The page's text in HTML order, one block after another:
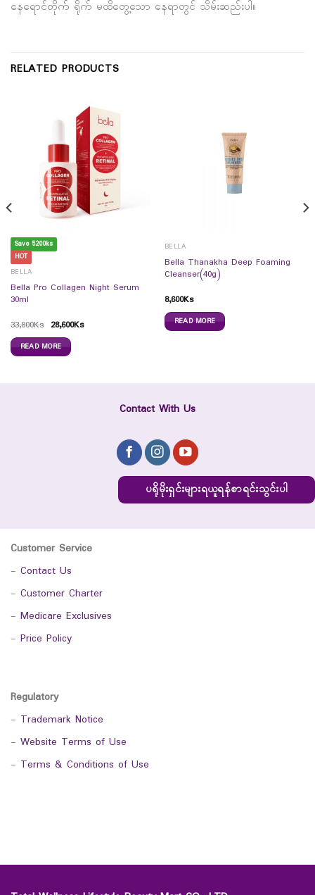
နေရောင်တိုက် ရိုက် မထိတွေ့သော နေရာတွင် သိမ်းဆည်းပါ။
RELATED PRODUCTS
Save 5200ks
HOT
BELLA
Bella Pro Collagen Night Serum
30ml
33,800Ks 28,600Ks
READ MORE
BELLA
Bella Thanakha Deep Foaming
Cleanser(40g)
8,600Ks
READ MORE
Contact With Us
ပရိုမိုးရှင်းများရယူရန်စာရင်းသွင်းပါ
Customer Service
- Contact Us
- Customer Charter
- Medicare Exclusives
- Price Policy
Regulatory
- Trademark Notice
- Website Terms of Use
- Terms & Conditions of Use